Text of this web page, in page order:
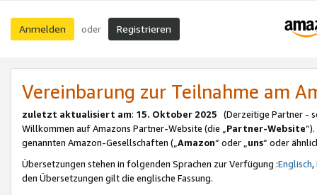
Anmelden oder Registrieren
Vereinbarung zur Teilnahme am
zuletzt aktualisiert am: 15. Oktober 2025 (Derzeitige Partner -
Willkommen auf Amazons Partner-Website (die „Partner-Website
genannten Amazon-Gesellschaften („Amazon“ oder „uns“ oder
Übersetzungen stehen in folgenden Sprachen zur Verfügung :Englisch,
den Übersetzungen gilt die englische Fassung.